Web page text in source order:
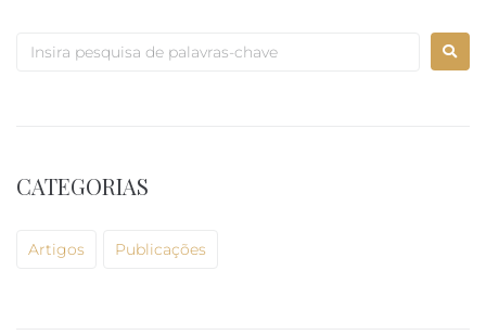
CATEGORIAS
Artigos Publicações